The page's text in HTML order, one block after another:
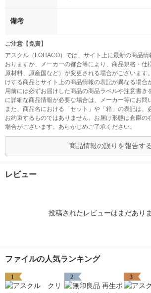
備考
ご注意【免責】
アスクル（LOHACO）では、サイト上に最新の商品
おりますが、メーカーの都合等により、商品規格・仕
原材料、原産国など）が変更される場合がございます
けする商品とサイト上の商品情報の表記が異なる場合
用前には必ずお届けした商品の商品ラベルや注意書き
に詳細な商品情報が必要な場合は、メーカー等にお問
また、商品名における「セット」や「箱」の表記は、
お約束するものではありません。お届け形態は倉庫の
場合がございます。あらかじめご了承ください。
商品情報の誤りを報告する
レビュー
投稿されたレビューはまだありま
ファイルの人気ランキング
1 2 3